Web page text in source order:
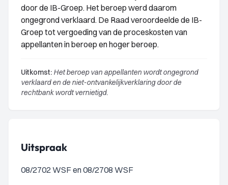
door de IB-Groep. Het beroep werd daarom
ongegrond verklaard. De Raad veroordeelde de IB-
Groep tot vergoeding van de proceskosten van
appellanten in beroep en hoger beroep.
Uitkomst: Het beroep van appellanten wordt ongegrond
verklaard en de niet-ontvankelijkverklaring door de
rechtbank wordt vernietigd.
Uitspraak
08/2702 WSF en 08/2708 WSF